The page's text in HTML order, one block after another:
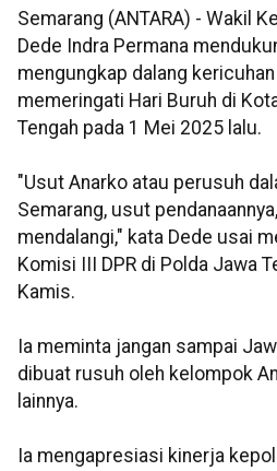
Semarang (ANTARA) - Wakil
Dede Indra Permana
mengungkap dalang
memeringati Hari Buruh di
Tengah pada 1 Mei 2025 lalu.
"Usut Anarko atau perusuh
Semarang, usut
mendalangi," kata Dede usai
Komisi III DPR di Polda Jawa
Kamis.
Ia meminta jangan sampai
dibuat rusuh oleh kelompok
lainnya.
Ia mengapresiasi kinerja